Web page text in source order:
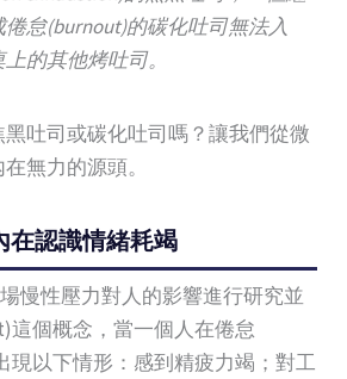
怠(burnout)的碳化吐司無法入
的其他烤吐司。
吐司或碳化吐司嗎？讓我們從微
無力的源頭。
在認識情緒耗竭
慢性壓力對人的影響進行研究並
這個概念，當一個人在倦怠
現以下情形：感到精疲力竭；對工